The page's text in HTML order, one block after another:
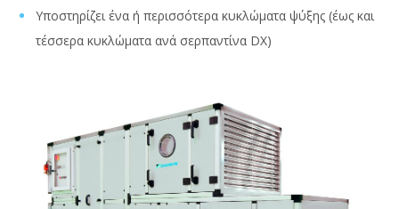
Υποστηρίζει ένα ή περισσότερα κυκλώματα ψύξης (έως και
τέσσερα κυκλώματα ανά σερπαντίνα DX)